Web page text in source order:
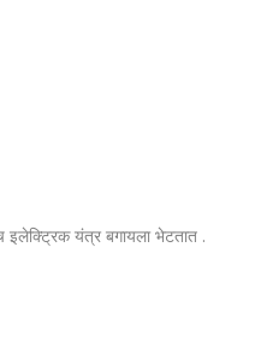
यंत्र बगायला भेटतात .